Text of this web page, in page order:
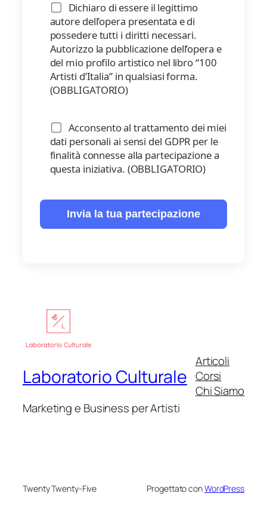
Dichiaro di essere il legittimo
autore dell’opera presentata e di
possedere tutti i diritti necessari.
Autorizzo la pubblicazione dell’opera e
del mio profilo artistico nel libro “100
Artisti d’Italia” in qualsiasi forma.
(OBBLIGATORIO)
Acconsento al trattamento dei miei
dati personali ai sensi del GDPR per le
finalità connesse alla partecipazione a
questa iniziativa. (OBBLIGATORIO)
Laboratorio Culturale
Marketing e Business per Artisti
Articoli
Corsi
Chi Siamo
Twenty Twenty-Five Progettato conWordPress